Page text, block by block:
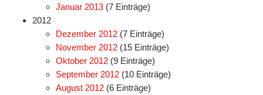
Januar 2013 (7 Einträge)
2012
Dezember 2012 (7 Einträge)
November 2012 (15 Einträge)
Oktober 2012 (9 Einträge)
September 2012 (10 Einträge)
August 2012 (6 Einträge)